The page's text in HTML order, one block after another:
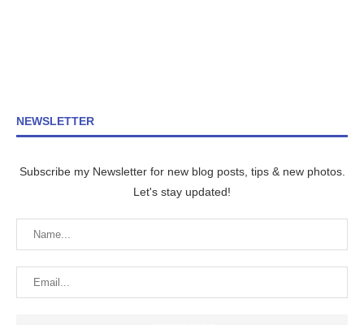
NEWSLETTER
Subscribe my Newsletter for new blog posts, tips & new photos.
Let's stay updated!